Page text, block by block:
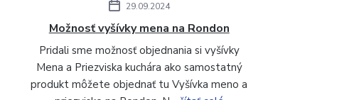
29.09.2024
Možnosť vyšívky mena na Rondon
Pridali sme možnosť objednania si vyšívky
Mena a Priezviska kuchára ako samostatný
produkt môžete objednať tu Vyšívka meno a